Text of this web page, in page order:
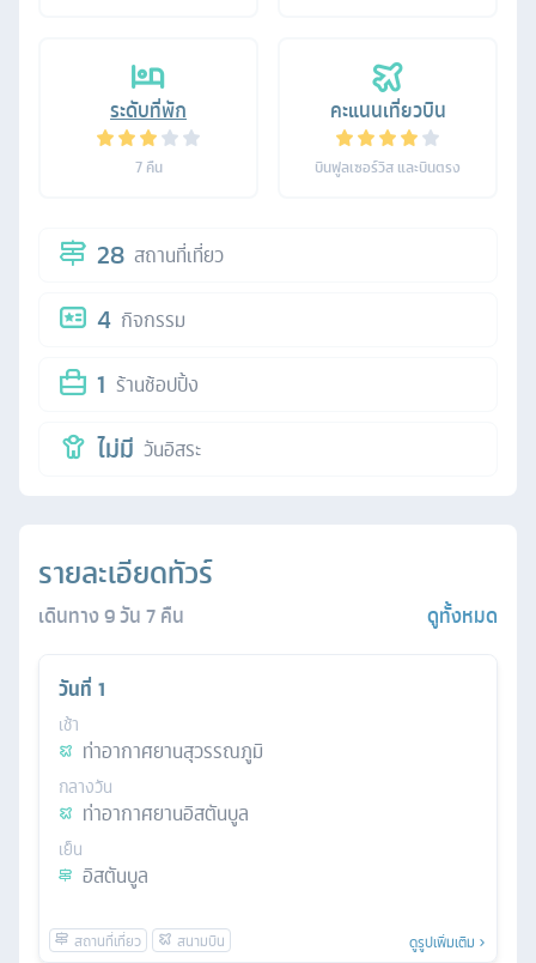
ระดับที่พัก
7คืน
คะแนนเที่ยวบิน
บินฟูลเซอร์วิส และบินตรง
28 สถานที่เที่ยว
4 กิจกรรม
1 ร้านช้อปปิ้ง
ไม่มี วันอิสระ
รายละเอียดทัวร์
เดินทาง9วัน7คืน ดูทั้งหมด
วันที่ 1
เช้า
ท่าอากาศยานสุวรรณภูมิ
กลางวัน
ท่าอากาศยานอิสตันบูล
เย็น
อิสตันบูล
ดูรูปเพิ่มเติม